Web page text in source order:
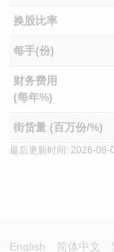
换股比率
每手(份)
财务费用
(每年%)
街货量 (百万份/%)
最后更新时间: 2026-08-
English 简体中文